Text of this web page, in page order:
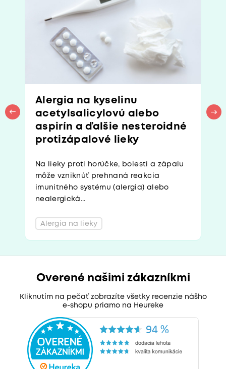
Alergia na kyselinu
acetylsalicylovú alebo
aspirín a ďalšie nesteroidné
protizápalové lieky
Na lieky proti horúčke, bolesti a zápalu
môže vzniknúť prehnaná reakcia
imunitného systému (alergia) alebo
nealergická...
Alergia na lieky
Overené našimi zákazníkmi
Kliknutím na pečať zobrazíte všetky recenzie nášho
e-shopu priamo na Heureke